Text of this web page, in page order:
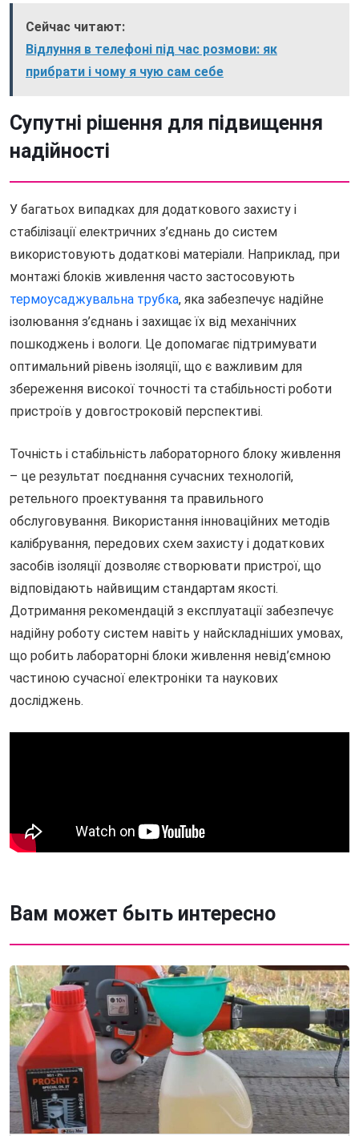
Сейчас читают:
Відлуння в телефоні під час розмови: як
прибрати і чому я чую сам себе
Супутні рішення для підвищення
надійності
У багатьох випадках для додаткового захисту і
стабілізації електричних з’єднань до систем
використовують додаткові матеріали. Наприклад, при
монтажі блоків живлення часто застосовують
термоусаджувальна трубка, яка забезпечує надійне
ізолювання з’єднань і захищає їх від механічних
пошкоджень і вологи. Це допомагає підтримувати
оптимальний рівень ізоляції, що є важливим для
збереження високої точності та стабільності роботи
пристроїв у довгостроковій перспективі.
Точність і стабільність лабораторного блоку живлення
– це результат поєднання сучасних технологій,
ретельного проектування та правильного
обслуговування. Використання інноваційних методів
калібрування, передових схем захисту і додаткових
засобів ізоляції дозволяє створювати пристрої, що
відповідають найвищим стандартам якості.
Дотримання рекомендацій з експлуатації забезпечує
надійну роботу систем навіть у найскладніших умовах,
що робить лабораторні блоки живлення невід’ємною
частиною сучасної електроніки та наукових
досліджень.
Вам может быть интересно